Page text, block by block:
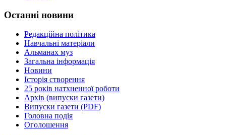
Останні новини
Редакційна політика
Навчальні матеріали
Альманах муз
Загальна інформація
Новини
Історія створення
25 років натхненної роботи
Архів (випуски газети)
Випуски газети (PDF)
Головна подія
Оголошення